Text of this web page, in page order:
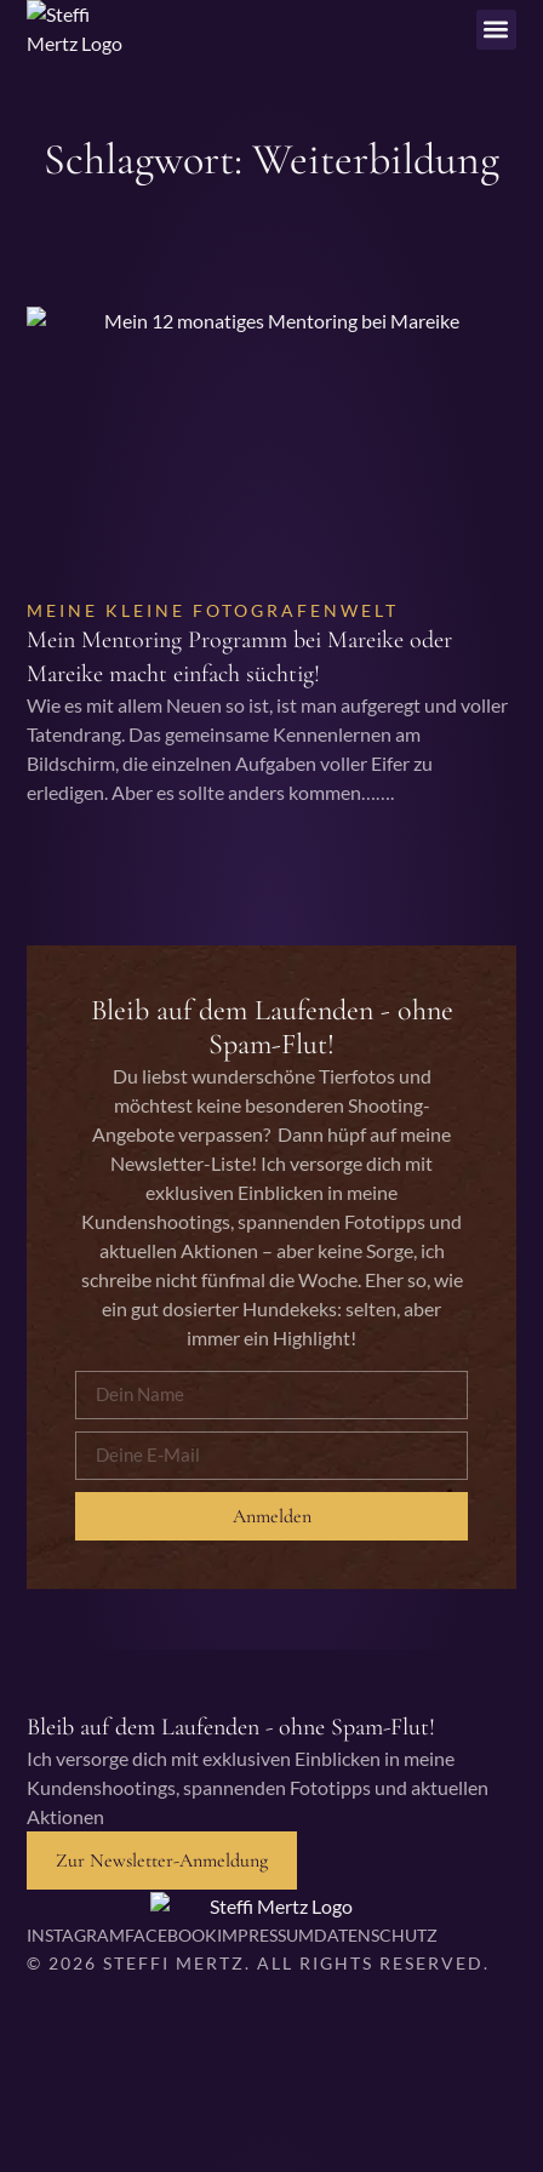
Schlagwort: Weiterbildung
MEINE KLEINE FOTOGRAFENWELT
Mein Mentoring Programm bei Mareike oder
Mareike macht einfach süchtig!
Wie es mit allem Neuen so ist, ist man aufgeregt und voller
Tatendrang. Das gemeinsame Kennenlernen am
Bildschirm, die einzelnen Aufgaben voller Eifer zu
erledigen. Aber es sollte anders kommen…….
Bleib auf dem Laufenden - ohne
Spam-Flut!
Du liebst wunderschöne Tierfotos und
möchtest keine besonderen Shooting-
Angebote verpassen? Dann hüpf auf meine
Newsletter-Liste! Ich versorge dich mit
exklusiven Einblicken in meine
Kundenshootings, spannenden Fototipps und
aktuellen Aktionen – aber keine Sorge, ich
schreibe nicht fünfmal die Woche. Eher so, wie
ein gut dosierter Hundekeks: selten, aber
immer ein Highlight!
Anmelden
INSTAGRAMFACEBOOKIMPRESSUMDATENSCHUTZ
© 2026 STEFFI MERTZ. ALL RIGHTS RESERVED.
Bleib auf dem Laufenden - ohne Spam-Flut!
Ich versorge dich mit exklusiven Einblicken in meine
Kundenshootings, spannenden Fototipps und aktuellen
Aktionen
Zur Newsletter-Anmeldung